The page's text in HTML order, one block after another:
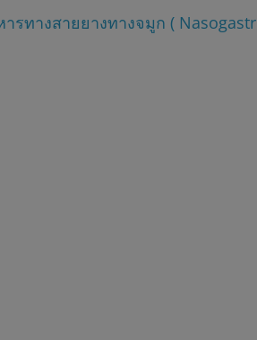
ารทางสายยางทางจมูก (